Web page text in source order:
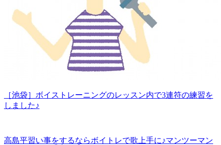
［池袋］ボイストレーニングのレッスン内で3連符の練習を
しました♪
高島平習い事をするならボイトレで歌上手に♪マンツーマン